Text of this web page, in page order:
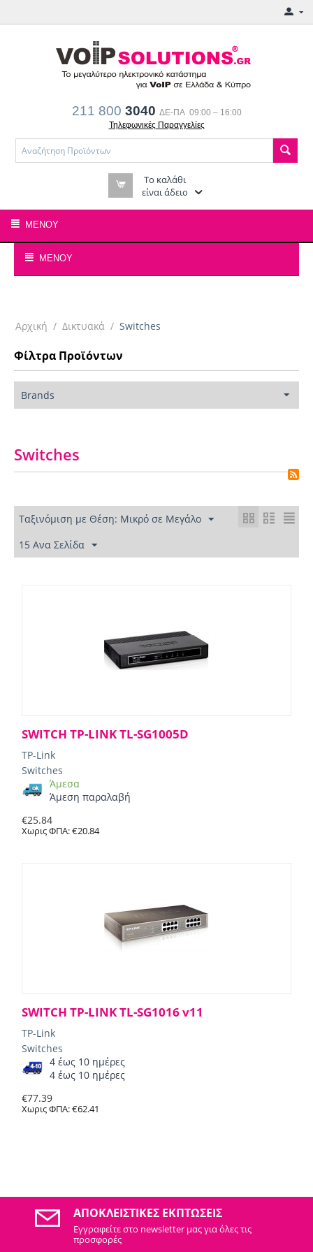
211 800 3040 ΔΕ-ΠΑ 09:00 – 16:00
Τηλεφωνικές Παραγγελίες
Το καλάθι
είναι άδειο
ΜΕΝΟΎ
ΜΕΝΟΎ
Αρχική / Δικτυακά / Switches
Φίλτρα Προϊόντων
Brands
Switches
Ταξινόμιση με Θέση: Μικρό σε Μεγάλο
15 Ανα Σελίδα
SWITCH TP-LINK TL-SG1005D
TP-Link
Switches
Άμεσα
Άμεση παραλαβή
€25.84
Χωρις ΦΠΑ:€20.84
SWITCH TP-LINK TL-SG1016 v11
TP-Link
Switches
4 έως 10 ημέρες
4 έως 10 ημέρες
€77.39
Χωρις ΦΠΑ:€62.41
ΑΠΟΚΛΕΙΣΤΙΚΈΣ ΕΚΠΤΏΣΕΙΣ
Εγγραφείτε στo newsletter μας για όλες τις
προσφορές